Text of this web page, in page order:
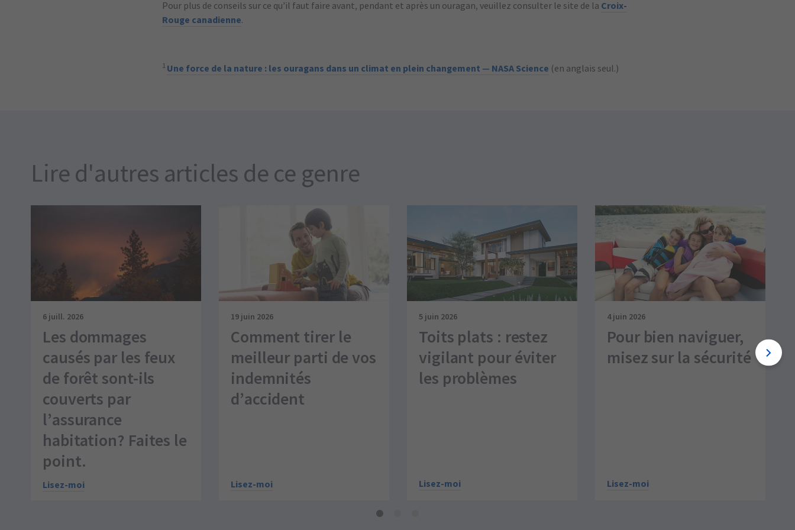
Pour plus de conseils sur ce qu’il faut faire avant, pendant et après un ouragan, veuillez consulter le site de la Croix-
Rouge canadienne.
1 Une force de la nature : les ouragans dans un climat en plein changement — NASA Science (en anglais seul.)
Lire d'autres articles de ce genre
6 juill. 2026
Les dommages
causés par les feux
de forêt sont-ils
couverts par
l’assurance
habitation? Faites le
point.
Lisez-moi
19 juin 2026
Comment tirer le
meilleur parti de vos
indemnités
d’accident
Lisez-moi
5 juin 2026
Toits plats : restez
vigilant pour éviter
les problèmes
Lisez-moi
4 juin 2026
Pour bien naviguer,
misez sur la sécurité
Lisez-moi